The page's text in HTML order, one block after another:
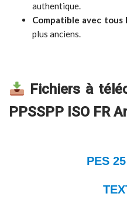
authentique.
Compatible avec tous
plus anciens.
Fichiers à
PPSSPP ISO FR
PES